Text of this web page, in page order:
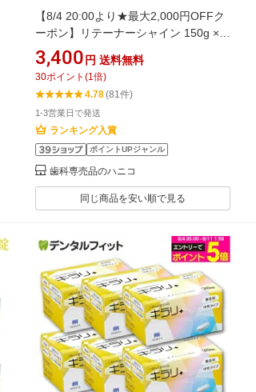
【8/4 20:00より★最大2,000円OFFク
ーポン】リテーナーシャイン 150g × 3
個 矯正用リテーナー洗浄剤 マウスピ
ース洗浄剤 顆粒 歯科矯正用 リテーナ
ー洗浄剤 【送料無料】
3,400 円 送料無料
30ポイント (1倍)
4.78(81件)
1-3営業日で発送
ランキング入賞
ポイントUPジャンル
歯科専売品のハニコ
同じ商品を安い順で見る